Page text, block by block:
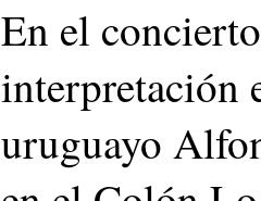
En el
interpretación
uruguayo